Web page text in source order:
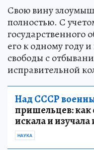
Свою вину
полностью. С
государственного
его к одному году
свободы с
исправительной
Над СССР
пришельцев: как
искала и
НАУКА